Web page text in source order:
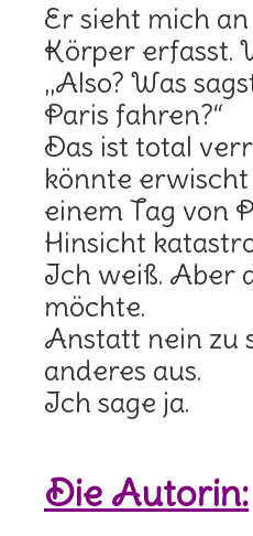
Er sieht mich
Körper erfasst.
„Also? Was
Paris fahren?“
Das ist total
könnte
einem Tag von
Hinsicht
Ich weiß. Aber
möchte.
Anstatt nein zu
anderes aus.
Ich sage ja.
Die Autorin: